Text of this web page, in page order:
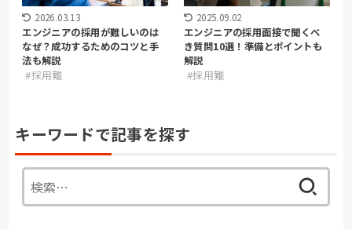
2026.03.13
エンジニアの採用が難しいのは
なぜ？成功するためのコツと手
法も解説
#採用難
2025.09.02
エンジニアの採用面接で聞くべ
き質問10選！準備とポイントも
解説
#採用難
キーワードで記事を探す
索: